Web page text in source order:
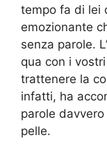
tempo fa di lei
emozionante
senza parole.
qua con i
trattenere la
infatti, ha
parole
pelle.